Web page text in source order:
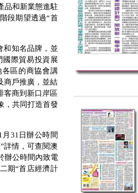
品和新業態進駐
段期望透過“首
和知名品牌，並
國際貿易投資展
區的商協會講
商戶推廣，並結
客商到新口岸區
，共同打造首發
月 31 日辦公時間
詳情，可查閱澳
辦公時間內致電
期“首店經濟計